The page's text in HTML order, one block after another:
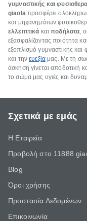
γυμναστικής και
giaolaπροσφέρει
και μηχανημάτων
ελλειπτικά καιποδήλατα,
εξασφαλίζοντας ποιότητα
εξοπλισμό γυμναστικής και
και τηνευεξίαμας. Με τη
άσκηση γίνεται αποδοτική
το σώμα μας υγιές και
Σχετικά με εμάς
Η Εταιρεία
Προβολή στο 11888
Blog
Όροι χρήσης
Προστασία Δεδομένων
Επικοινωνία